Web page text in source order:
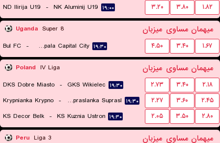
ND Ilirija U19 - NK Aluminij U19 ۱۹:۰۰ ۳.۲۰ ۳.۸۰ ۱.۸۲
Uganda Super 8 میزبان مساوی میهمان
Bul FC - Kampala Capital City ۱۹:۳۰ ۴.۵۰ ۳.۴۰ ۱.۶۷
Poland IV Liga میزبان مساوی میهمان
DKS Dobre Miasto - GKS Wikielec ۱۹:۳۰ ۲.۷۳ ۳.۴۰
۲.۱۸
Krypnianka Krypno - Supraslanka Suprasl ۱۹:۳۰ ۲.۲۷ ۳.۶۰
۲.۴۵
KS Decor Belk - KS Kuznia Ustron ۱۹:۳۰ ۲.۰۵ ۳.۵۰ ۲.۸۰
Peru Liga 3 میزبان مساوی میهمان